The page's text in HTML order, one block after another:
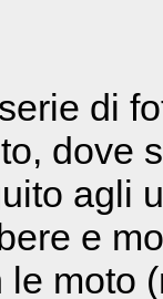
di
dove
agli
e
moto